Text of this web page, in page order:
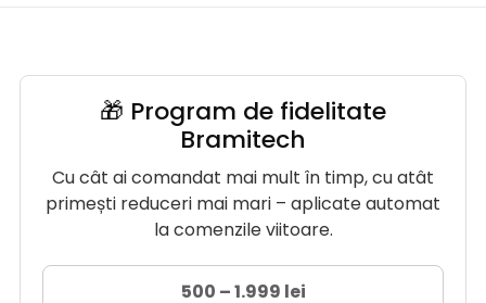
🎁 Program de fidelitate
Bramitech
Cu cât ai comandat mai mult în timp, cu atât
primești reduceri mai mari – aplicate automat
la comenzile viitoare.
500 – 1.999 lei